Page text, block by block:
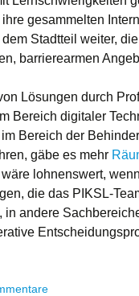
gesammelten
Stadtteil weiter,
barrierearmen
Lösungen durch
Bereich digitaler
Bereich der
gäbe es mehr
wäre lohnenswert,
die das PIKSL-
in andere